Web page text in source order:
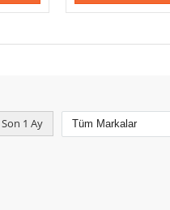
Son 1 Ay